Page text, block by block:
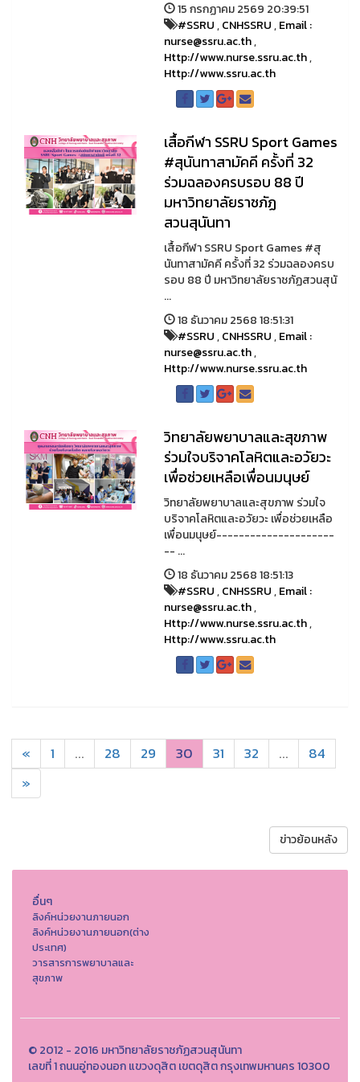
15 กรกฏาคม 2569 20:39:51
#SSRU,CNHSSRU,Email :
nurse@ssru.ac.th,
Http://www.nurse.ssru.ac.th,
Http://www.ssru.ac.th
เสื้อกีฬา SSRU Sport Games
#สุนันทาสามัคคี ครั้งที่ 32
ร่วมฉลองครบรอบ 88 ปี
มหาวิทยาลัยราชภัฏ
สวนสุนันทา
เสื้อกีฬา SSRU Sport Games #สุ
นันทาสามัคคี ครั้งที่ 32 ร่วมฉลองครบ
รอบ 88 ปี มหาวิทยาลัยราชภัฏสวนสุนั
...
18 ธันวาคม 2568 18:51:31
#SSRU,CNHSSRU,Email :
nurse@ssru.ac.th,
Http://www.nurse.ssru.ac.th
วิทยาลัยพยาบาลและสุขภาพ
ร่วมใจบริจาคโลหิตและอวัยวะ
เพื่อช่วยเหลือเพื่อนมนุษย์
วิทยาลัยพยาบาลและสุขภาพ ร่วมใจ
บริจาคโลหิตและอวัยวะ เพื่อช่วยเหลือ
เพื่อนมนุษย์---------------------
-- ...
18 ธันวาคม 2568 18:51:13
#SSRU,CNHSSRU,Email :
nurse@ssru.ac.th,
Http://www.nurse.ssru.ac.th,
Http://www.ssru.ac.th
« 1 ... 28 29 30 31 32 ...
84
»
ข่าวย้อนหลัง
อื่นๆ
ลิงค์หน่วยงานภายนอก
ลิงค์หน่วยงานภายนอก(ต่าง
ประเทศ)
วารสารการพยาบาลและ
สุขภาพ
© 2012 - 2016 มหาวิทยาลัยราชภัฏสวนสุนันทา
เลขที่ 1 ถนนอู่ทองนอก แขวงดุสิต เขตดุสิต กรุงเทพมหานคร 10300